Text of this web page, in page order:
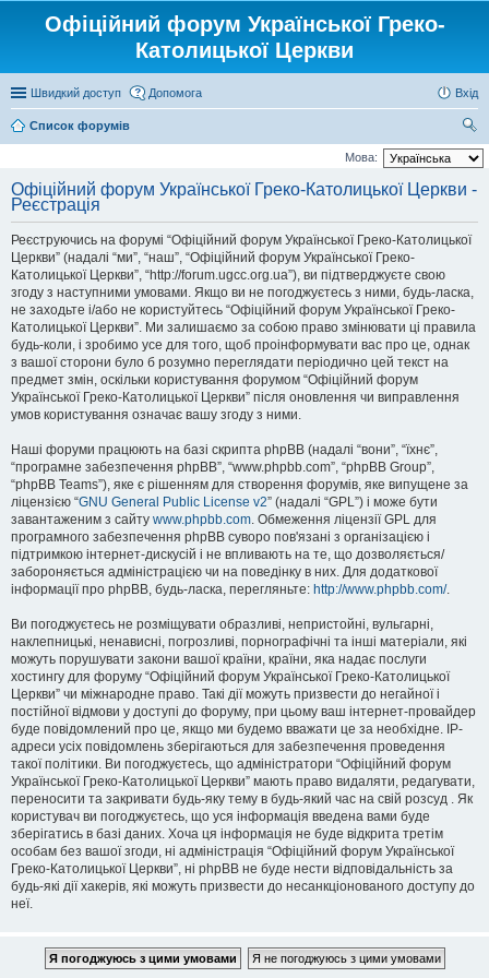
Офіційний форум Української Греко-
Католицької Церкви
Швидкий доступ Допомога Вхід
Список форумів
ош
Мова:
Офіційний форум Української Греко-Католицької Церкви -
Реєстрація
Реєструючись на форумі “Офіційний форум Української Греко-Католицької
Церкви” (надалі “ми”, “наш”, “Офіційний форум Української Греко-
Католицької Церкви”, “http://forum.ugcc.org.ua”), ви підтверджуєте свою
згоду з наступними умовами. Якщо ви не погоджуєтесь з ними, будь-ласка,
не заходьте і/або не користуйтесь “Офіційний форум Української Греко-
Католицької Церкви”. Ми залишаємо за собою право змінювати ці правила
будь-коли, і зробимо усе для того, щоб проінформувати вас про це, однак
з вашої сторони було б розумно переглядати періодично цей текст на
предмет змін, оскільки користування форумом “Офіційний форум
Української Греко-Католицької Церкви” після оновлення чи виправлення
умов користування означає вашу згоду з ними.
Наші форуми працюють на базі скрипта phpBB (надалі “вони”, “їхнє”,
“програмне забезпечення phpBB”, “www.phpbb.com”, “phpBB Group”,
“phpBB Teams”), яке є рішенням для створення форумів, яке випущене за
ліцензією “GNU General Public License v2” (надалі “GPL”) і може бути
завантаженим з сайту www.phpbb.com. Обмеження ліцензії GPL для
програмного забезпечення phpBB суворо пов'язані з організацією і
підтримкою інтернет-дискусій і не впливають на те, що дозволяється/
забороняється адміністрацією чи на поведінку в них. Для додаткової
інформації про phpBB, будь-ласка, перегляньте: http://www.phpbb.com/.
Ви погоджуєтесь не розміщувати образливі, непристойні, вульгарні,
наклепницькі, ненависні, погрозливі, порнографічні та інші матеріали, які
можуть порушувати закони вашої країни, країни, яка надає послуги
хостингу для форуму “Офіційний форум Української Греко-Католицької
Церкви” чи міжнародне право. Такі дії можуть призвести до негайної і
постійної відмови у доступі до форуму, при цьому ваш інтернет-провайдер
буде повідомлений про це, якщо ми будемо вважати це за необхідне. IP-
адреси усіх повідомлень зберігаються для забезпечення проведення
такої політики. Ви погоджуєтесь, що адміністратори “Офіційний форум
Української Греко-Католицької Церкви” мають право видаляти, редагувати,
переносити та закривати будь-яку тему в будь-який час на свій розсуд . Як
користувач ви погоджуєтесь, що уся інформація введена вами буде
зберігатись в базі даних. Хоча ця інформація не буде відкрита третім
особам без вашої згоди, ні адміністрація “Офіційний форум Української
Греко-Католицької Церкви”, ні phpBB не буде нести відповідальність за
будь-які дії хакерів, які можуть призвести до несанкціонованого доступу до
неї.